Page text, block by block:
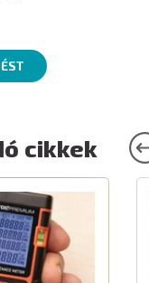
cikkek